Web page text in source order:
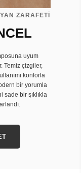
ZARAFETİ
uyum
Temiz çizgiler,
konforla
bir yorumla
sade bir şıklıkla